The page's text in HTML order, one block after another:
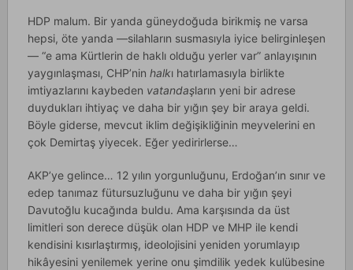
HDP malum. Bir yanda güneydoğuda birikmiş ne varsa
hepsi, öte yanda —silahların susmasıyla iyice belirginleşen
— “e ama Kürtlerin de haklı olduğu yerler var” anlayışının
yaygınlaşması, CHP’nin halkı hatırlamasıyla birlikte
imtiyazlarını kaybeden vatandaşların yeni bir adrese
duydukları ihtiyaç ve daha bir yığın şey bir araya geldi.
Böyle giderse, mevcut iklim değişikliğinin meyvelerini en
çok Demirtaş yiyecek. Eğer yedirirlerse…
AKP’ye gelince… 12 yılın yorgunluğunu, Erdoğan’ın sınır ve
edep tanımaz fütursuzluğunu ve daha bir yığın şeyi
Davutoğlu kucağında buldu. Ama karşısında da üst
limitleri son derece düşük olan HDP ve MHP ile kendi
kendisini kısırlaştırmış, ideolojisini yeniden yorumlayıp
hikâyesini yenilemek yerine onu şimdilik yedek kulübesine